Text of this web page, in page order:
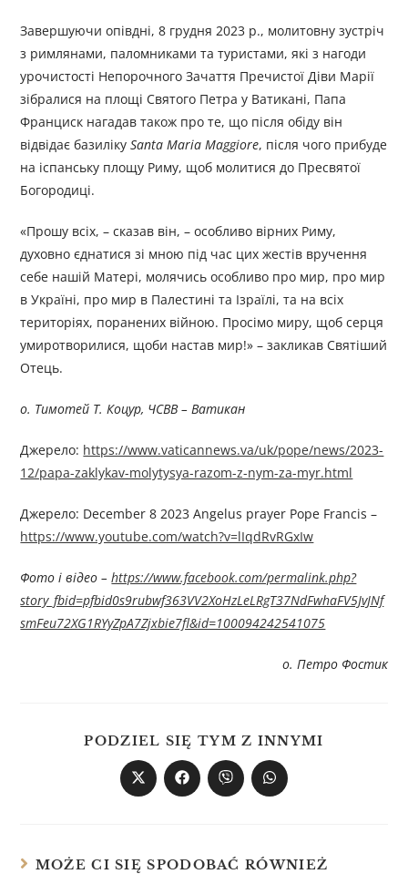
Завершуючи опівдні, 8 грудня 2023 р., молитовну зустріч
з римлянами, паломниками та туристами, які з нагоди
урочистості Непорочного Зачаття Пречистої Діви Марії
зібралися на площі Святого Петра у Ватикані, Папа
Франциск нагадав також про те, що після обіду він
відвідає базилікуSanta Maria Maggiore, після чого прибуде
на іспанську площу Риму, щоб молитися до Пресвятої
Богородиці.
«Прошу всіх, – сказав він, – особливо вірних Риму,
духовно єднатися зі мною під час цих жестів вручення
себе нашій Матері, молячись особливо про мир, про мир
в Україні, про мир в Палестині та Ізраїлі, та на всіх
територіях, поранених війною. Просімо миру, щоб серця
умиротворилися, щоби настав мир!» – закликав Святіший
Отець.
о. Тимотей Т. Коцур, ЧСВВ – Ватикан
Джерелo: https://www.vaticannews.va/uk/pope/news/2023-
12/papa-zaklykav-molytysya-razom-z-nym-za-myr.html
Джерелo: December 8 2023 Angelus prayer Pope Francis –
https://www.youtube.com/watch?v=lIqdRvRGxIw
Фото і відео – https://www.facebook.com/permalink.php?
story_fbid=pfbid0s9rubwf363VV2XoHzLeLRgT37NdFwhaFV5JvJNf
smFeu72XG1RYyZpA7Zjxbie7fl&id=100094242541075
о. Петро Фостик
PODZIEL SIĘ TYM Z INNYMI
MOŻE CI SIĘ SPODOBAĆ RÓWNIEŻ